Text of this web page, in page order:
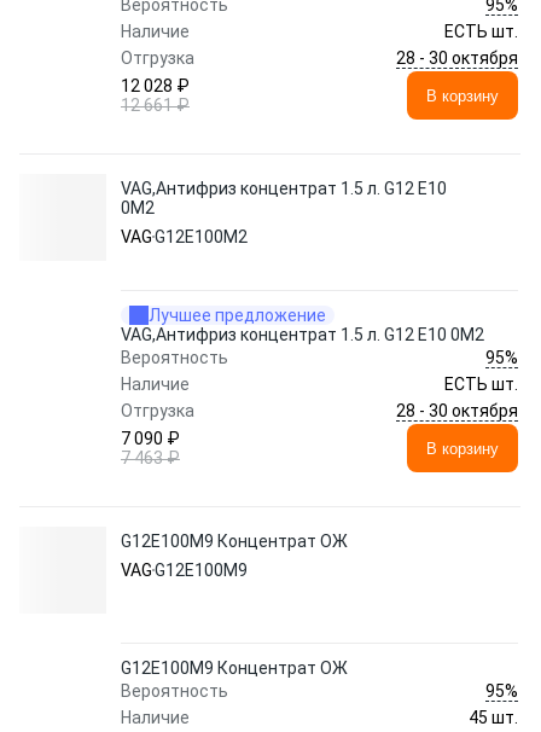
Вероятность
95%
Наличие
ЕСТЬ шт.
Отгрузка
28 - 30 октября
12 028 ₽
12 661 ₽
В корзину
VAG,Антифриз концентрат 1.5 л. G12 E10
0M2
VAGG12E100M2
Лучшее предложение
VAG,Антифриз концентрат 1.5 л. G12 E10 0M2
Вероятность
95%
Наличие
ЕСТЬ шт.
Отгрузка
28 - 30 октября
7 090 ₽
7 463 ₽
В корзину
G12E100M9 Концентрат ОЖ
VAGG12E100M9
G12E100M9 Концентрат ОЖ
Вероятность
95%
Наличие
45 шт.